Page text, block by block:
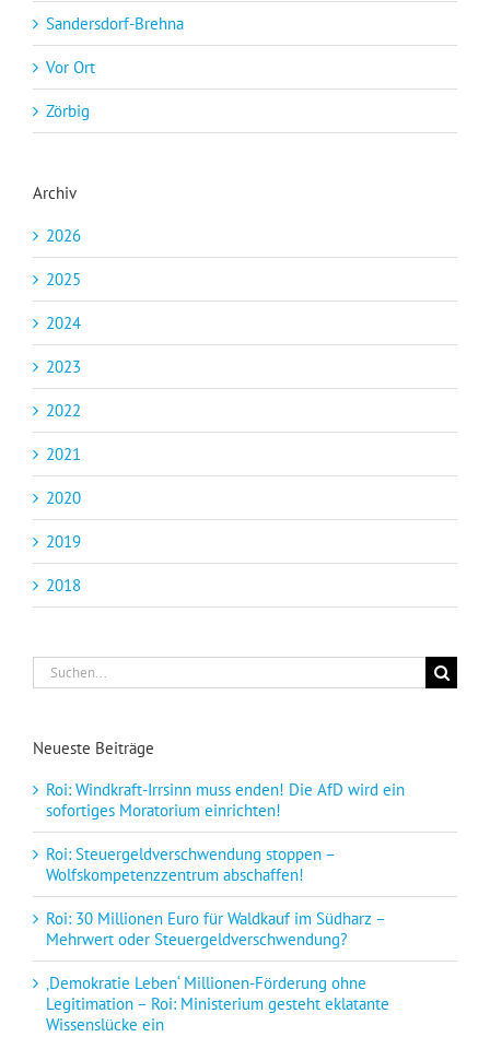
Sandersdorf-Brehna
Vor Ort
Zörbig
Archiv
2026
2025
2024
2023
2022
2021
2020
2019
2018
Suche
nach:
Neueste Beiträge
Roi: Windkraft-Irrsinn muss enden! Die AfD wird ein
sofortiges Moratorium einrichten!
Roi: Steuergeldverschwendung stoppen –
Wolfskompetenzzentrum abschaffen!
Roi: 30 Millionen Euro für Waldkauf im Südharz –
Mehrwert oder Steuergeldverschwendung?
‚Demokratie Leben‘ Millionen-Förderung ohne
Legitimation – Roi: Ministerium gesteht eklatante
Wissenslücke ein